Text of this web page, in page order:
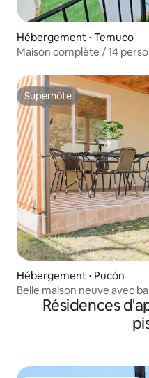
Hébergement ⋅ Temuco
Maison complète / 14
Superhôte
Superhôte
Hébergement ⋅ Pucón
Belle maison neuve avec
Résidences